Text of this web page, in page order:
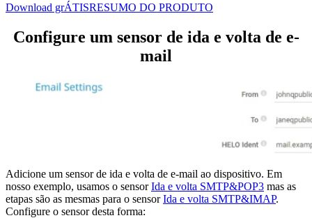
Download grÁTISRESUMO DO PRODUTO
Configure um sensor de ida e volta de e-
mail
Adicione um sensor de ida e volta de e-mail ao dispositivo. Em
nosso exemplo, usamos o sensorIda e volta SMTP&POP3 mas as
etapas são as mesmas para o sensorIda e volta SMTP&IMAP.
Configure o sensor desta forma: